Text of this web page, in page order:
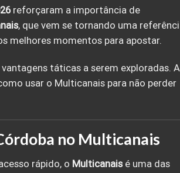
reforçaram a importância de
, que vem se tornando uma
melhores momentos para apostar.
táticas a serem exploradas.
usar o Multicanais para não perder
no Multicanais
rápido, o Multicanaisé uma das